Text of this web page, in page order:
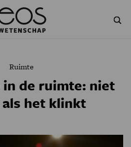
GESCHIEDENIS
Ruimte
in de ruimte: niet
als het klinkt